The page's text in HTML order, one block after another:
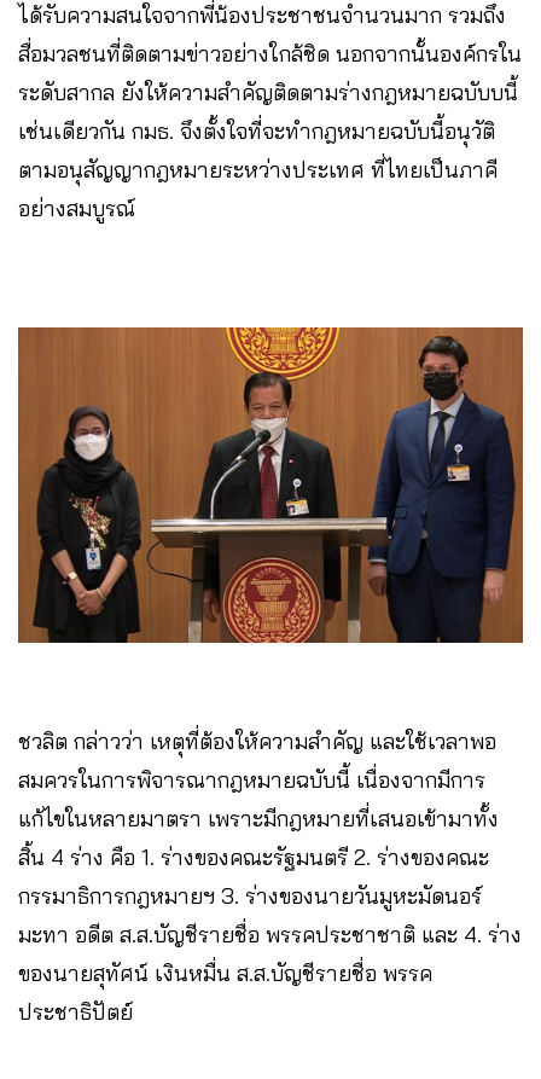
ได้รับความสนใจจากพี่น้องประชาชนจำนวนมาก รวมถึง
สื่อมวลชนที่ติดตามข่าวอย่างใกล้ชิด นอกจากนั้นองค์กรใน
ระดับสากล ยังให้ความสำคัญติดตามร่างกฎหมายฉบับบนี้
เช่นเดียวกัน กมธ. จึงตั้งใจที่จะทำกฎหมายฉบับนี้อนุวัติ
ตามอนุสัญญากฎหมายระหว่างประเทศ ที่ไทยเป็นภาคี
อย่างสมบูรณ์
ชวลิต กล่าวว่า เหตุที่ต้องให้ความสำคัญ และใช้เวลาพอ
สมควรในการพิจารณากฎหมายฉบับนี้ เนื่องจากมีการ
แก้ไขในหลายมาตรา เพราะมีกฎหมายที่เสนอเข้ามาทั้ง
สิ้น 4 ร่าง คือ 1. ร่างของคณะรัฐมนตรี 2. ร่างของคณะ
กรรมาธิการกฎหมายฯ 3. ร่างของนายวันมูหะมัดนอร์
มะทา อดีต ส.ส.บัญชีรายชื่อ พรรคประชาชาติ และ 4. ร่าง
ของนายสุทัศน์ เงินหมื่น ส.ส.บัญชีรายชื่อ พรรค
ประชาธิปัตย์